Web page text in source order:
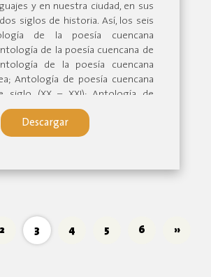
y en nuestra ciudad, en sus
siglos de historia. Así, los seis
de la poesía cuencana
de la poesía cuencana de
de la poesía cuencana
Antología de poesía cuencana
siglo (XX – XXI); Antología de
escrita por mujeres; y Antología
cuencana, se presentan como
comprender la trayectoria de
y los diálogos, puntos de
Descargar
2 3 4 5 6 »